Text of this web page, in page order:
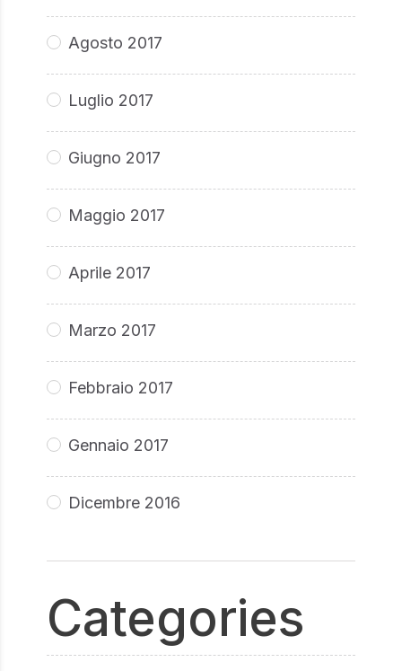
Agosto 2017
Luglio 2017
Giugno 2017
Maggio 2017
Aprile 2017
Marzo 2017
Febbraio 2017
Gennaio 2017
Dicembre 2016
Categories